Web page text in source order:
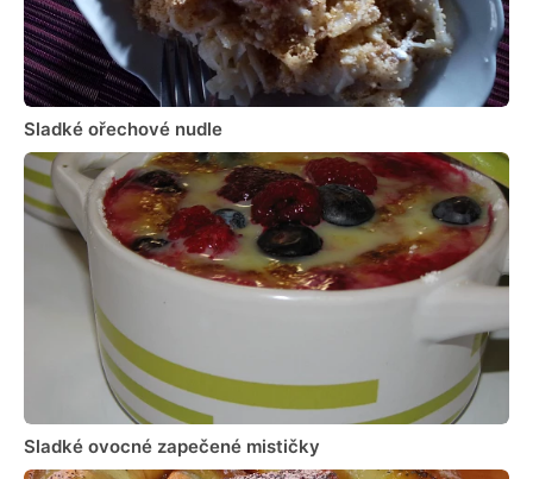
Sladké ořechové nudle
Sladké ovocné zapečené mističky